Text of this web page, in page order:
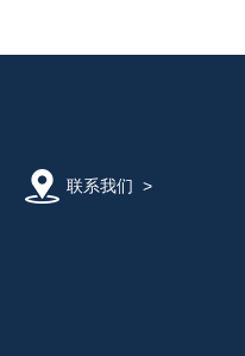
联系我们 >